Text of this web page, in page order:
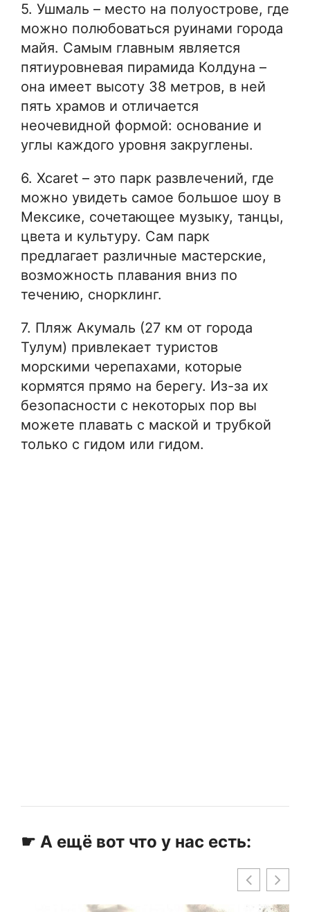
5. Ушмаль – место на полуострове, где
можно полюбоваться руинами города
майя. Самым главным является
пятиуровневая пирамида Колдуна –
она ​​имеет высоту 38 метров, в ней
пять храмов и отличается
неочевидной формой: основание и
углы каждого уровня закруглены.
6. Xcaret – это парк развлечений, где
можно увидеть самое большое шоу в
Мексике, сочетающее музыку, танцы,
цвета и культуру. Сам парк
предлагает различные мастерские,
возможность плавания вниз по
течению, снорклинг.
7. Пляж Акумаль (27 км от города
Тулум) привлекает туристов
морскими черепахами, которые
кормятся прямо на берегу. Из-за их
безопасности с некоторых пор вы
можете плавать с маской и трубкой
только с гидом или гидом.
☛ А ещё вот что у нас есть: